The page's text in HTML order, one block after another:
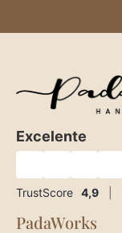
Excelente
TrustScore 4,9
PadaWorks